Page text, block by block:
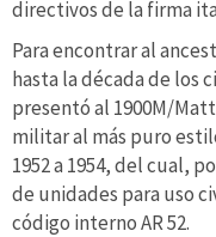
directivos de la firma
Para encontrar al
hasta la década de los
presentó al 1900M/
militar al más puro
1952 a 1954, del cual,
de unidades para uso
código interno AR 52.